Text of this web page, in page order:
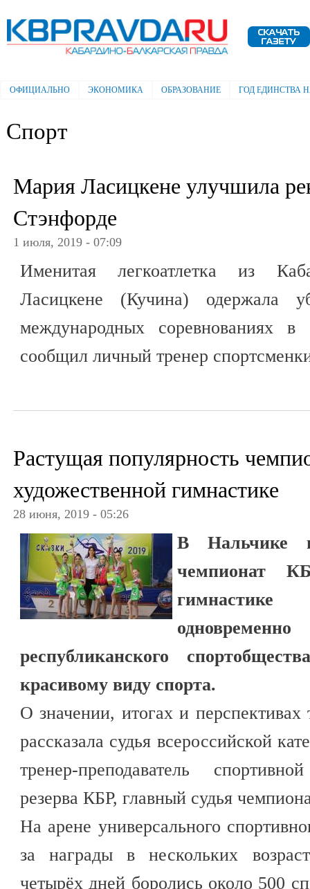
Электронная газета "Кабардино-
Балкарская правда"
Главное меню
ОФИЦИАЛЬНО ЭКОНОМИКА ОБРАЗОВАНИЕ ГОД ЕДИНСТВА
Спорт
Мария Ласицкене улучшила
Стэнфорде
1 июля, 2019 - 07:09
Именитая легкоатлетка из
Ласицкене (Кучина) одержала
международных соревнованиях
сообщил личный тренер
Растущая популярность
художественной гимнастике
28 июня, 2019 - 05:26
В Нальчике
чемпионат
одновременно
республиканского
красивому виду спорта.
О значении, итогах и перспективах
рассказала судья всероссийской
тренер-преподаватель
резерва КБР, главный судья
На арене универсального
за награды в нескольких
четырёх дней боролись около 500